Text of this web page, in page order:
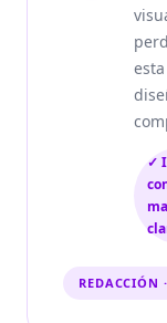
✓
REDACCIÓN